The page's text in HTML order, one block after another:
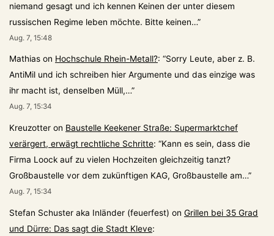
niemand gesagt und ich kennen Keinen der unter diesem
russischen Regime leben möchte. Bitte keinen…”
Aug. 7, 15:48
Mathias on Hochschule Rhein-Metall?: “Sorry Leute, aber z. B.
AntiMil und ich schreiben hier Argumente und das einzige was
ihr macht ist, denselben Müll,…”
Aug. 7, 15:34
Kreuzotter on Baustelle Keekener Straße: Supermarktchef
verärgert, erwägt rechtliche Schritte: “Kann es sein, dass die
Firma Loock auf zu vielen Hochzeiten gleichzeitig tanzt?
Großbaustelle vor dem zukünftigen KAG, Großbaustelle am…”
Aug. 7, 15:34
Stefan Schuster aka Inländer (feuerfest) on Grillen bei 35 Grad
und Dürre: Das sagt die Stadt Kleve: